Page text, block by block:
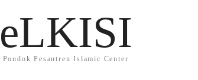
eLKISI
Pondok Pesantren Islamic Center